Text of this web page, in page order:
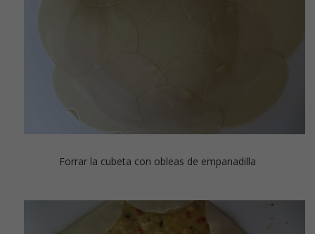
Forrar la cubeta con obleas de empanadilla